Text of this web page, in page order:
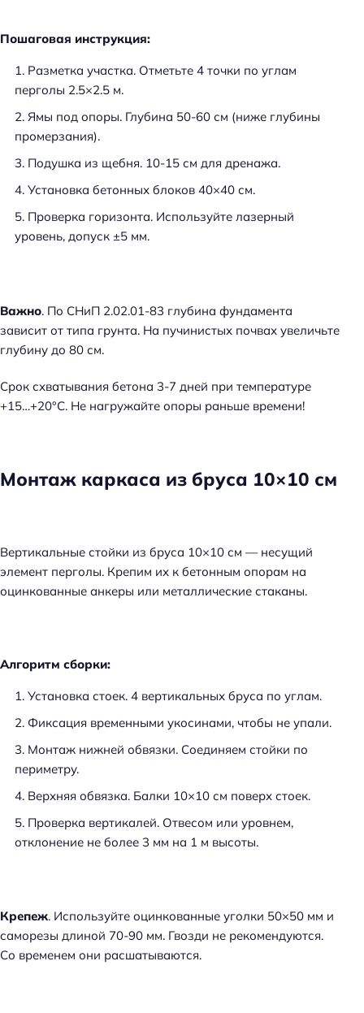
Пошаговая инструкция:
Разметка участка. Отметьте 4 точки по углам
перголы 2.5×2.5 м.
Ямы под опоры. Глубина 50-60 см (ниже глубины
промерзания).
Подушка из щебня. 10-15 см для дренажа.
Установка бетонных блоков 40×40 см.
Проверка горизонта. Используйте лазерный
уровень, допуск ±5 мм.
Важно. По СНиП 2.02.01-83 глубина фундамента
зависит от типа грунта. На пучинистых почвах увеличьте
глубину до 80 см.
Срок схватывания бетона 3-7 дней при температуре
+15…+20°C. Не нагружайте опоры раньше времени!
Монтаж каркаса из бруса 10×10 см
Вертикальные стойки из бруса 10×10 см — несущий
элемент перголы. Крепим их к бетонным опорам на
оцинкованные анкеры или металлические стаканы.
Алгоритм сборки:
Установка стоек. 4 вертикальных бруса по углам.
Фиксация временными укосинами, чтобы не упали.
Монтаж нижней обвязки. Соединяем стойки по
периметру.
Верхняя обвязка. Балки 10×10 см поверх стоек.
Проверка вертикалей. Отвесом или уровнем,
отклонение не более 3 мм на 1 м высоты.
Крепеж. Используйте оцинкованные уголки 50×50 мм и
саморезы длиной 70-90 мм. Гвозди не рекомендуются.
Со временем они расшатываются.